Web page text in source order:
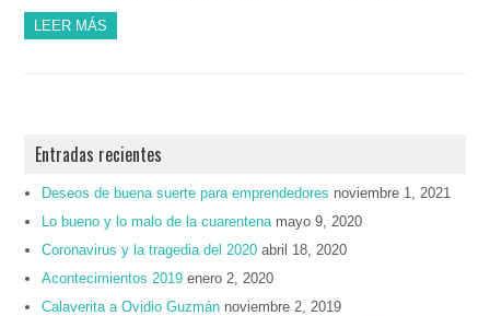
LEER MÁS
Entradas recientes
Deseos de buena suerte para emprendedores noviembre 1, 2021
Lo bueno y lo malo de la cuarentena mayo 9, 2020
Coronavirus y la tragedia del 2020 abril 18, 2020
Acontecimientos 2019 enero 2, 2020
Calaverita a Ovidio Guzmán noviembre 2, 2019